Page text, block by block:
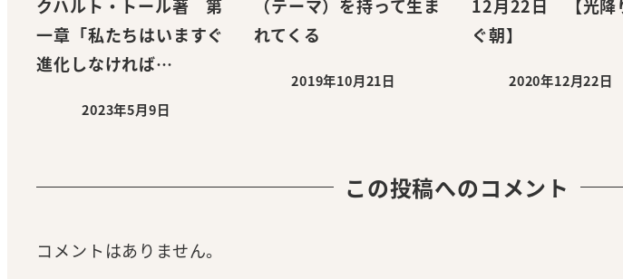
クハルト・トール著 第
一章「私たちはいますぐ
進化しなければ…
投稿日
2023年5月9日
（テーマ）を持って生ま
れてくる
投稿日
2019年10月21日
12月22日 【光降
ぐ朝】
投稿日
2020年12月22日
この投稿へのコメント
コメントはありません。